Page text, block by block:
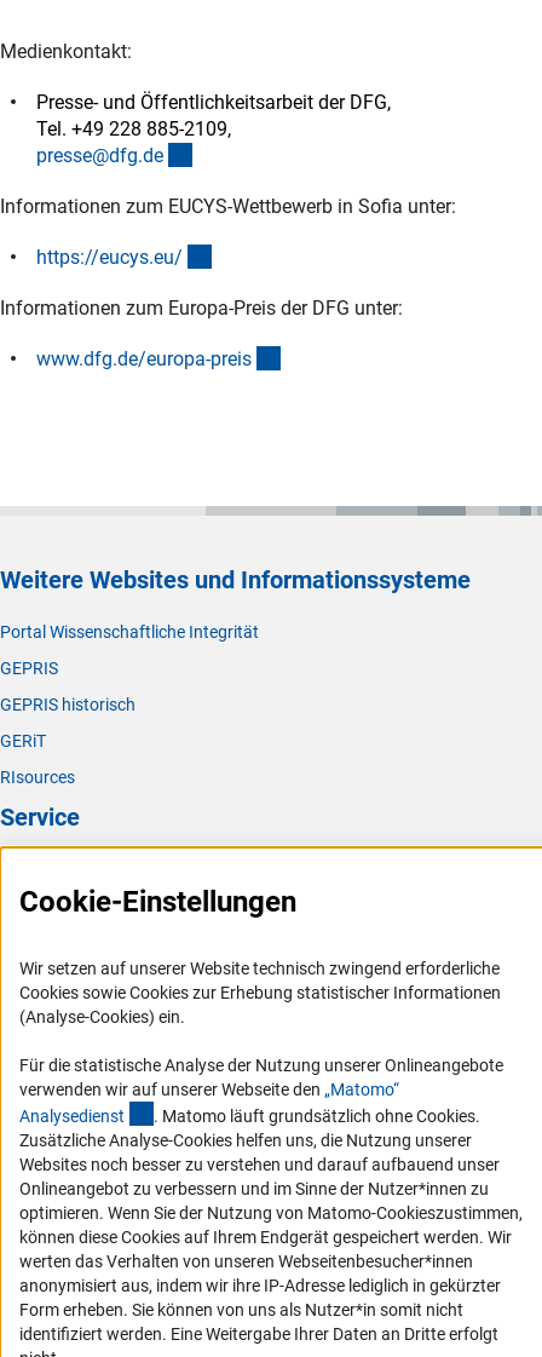
Medienkontakt:
Presse- und Öffentlichkeitsarbeit der DFG,
Tel. +49 228 885-2109,
presse@dfg.de
Informationen zum EUCYS-Wettbewerb in Sofia unter:
https://eucys.eu/
Informationen zum Europa-Preis der DFG unter:
www.dfg.de/europa-preis
Weitere Websites und Informationssysteme
Portal Wissenschaftliche Integrität
GEPRIS
GEPRIS historisch
GERiT
RIsources
Service
FAQ
Logo und Corporate Design
RSS-Feeds
Vergabeverfahren
Barrierefreiheit
Service und Informationen für Menschen mit Behinderungen
Erklärung zur Barrierefreiheit
Barriere melden
DFG-aktuell
Erhalten Sie Neuigkeiten aus der DFG direkt in Ihr Mailpostfach oder
Cookie-Einstellungen
Wir setzen auf unserer Website technisch zwingend erforderliche
Cookies sowie Cookies zur Erhebung statistischer Informationen
(Analyse-Cookies) ein.
Für die statistische Analyse der Nutzung unserer Onlineangebote
verwenden wir auf unserer Webseite den „Matomo“
Analysedienst (externer Link)
. Matomo läuft grundsätzlich ohne Cookies.
Zusätzliche Analyse-Cookies helfen uns, die Nutzung unserer
Websites noch besser zu verstehen und darauf aufbauend unser
Onlineangebot zu verbessern und im Sinne der Nutzer*innen zu
optimieren. Wenn Sie der Nutzung von Matomo-Cookieszustimmen,
können diese Cookies auf Ihrem Endgerät gespeichert werden. Wir
werten das Verhalten von unseren Webseitenbesucher*innen
anonymisiert aus, indem wir ihre IP-Adresse lediglich in gekürzter
Form erheben. Sie können von uns als Nutzer*in somit nicht
identifiziert werden. Eine Weitergabe Ihrer Daten an Dritte erfolgt